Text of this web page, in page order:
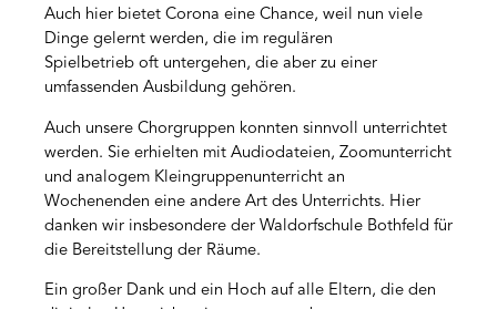
Auch hier bietet Corona eine Chance, weil nun viele
Dinge gelernt werden, die im regulären
Spielbetrieb oft untergehen, die aber zu einer
umfassenden Ausbildung gehören.
Auch unsere Chorgruppen konnten sinnvoll unterrichtet
werden. Sie erhielten mit Audiodateien, Zoomunterricht
und analogem Kleingruppenunterricht an
Wochenenden eine andere Art des Unterrichts. Hier
danken wir insbesondere der Waldorfschule Bothfeld für
die Bereitstellung der Räume.
Ein großer Dank und ein Hoch auf alle Eltern, die den